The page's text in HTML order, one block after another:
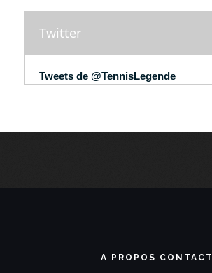
Twitter
Tweets de @TennisLegende
A PROPOS CONTACT